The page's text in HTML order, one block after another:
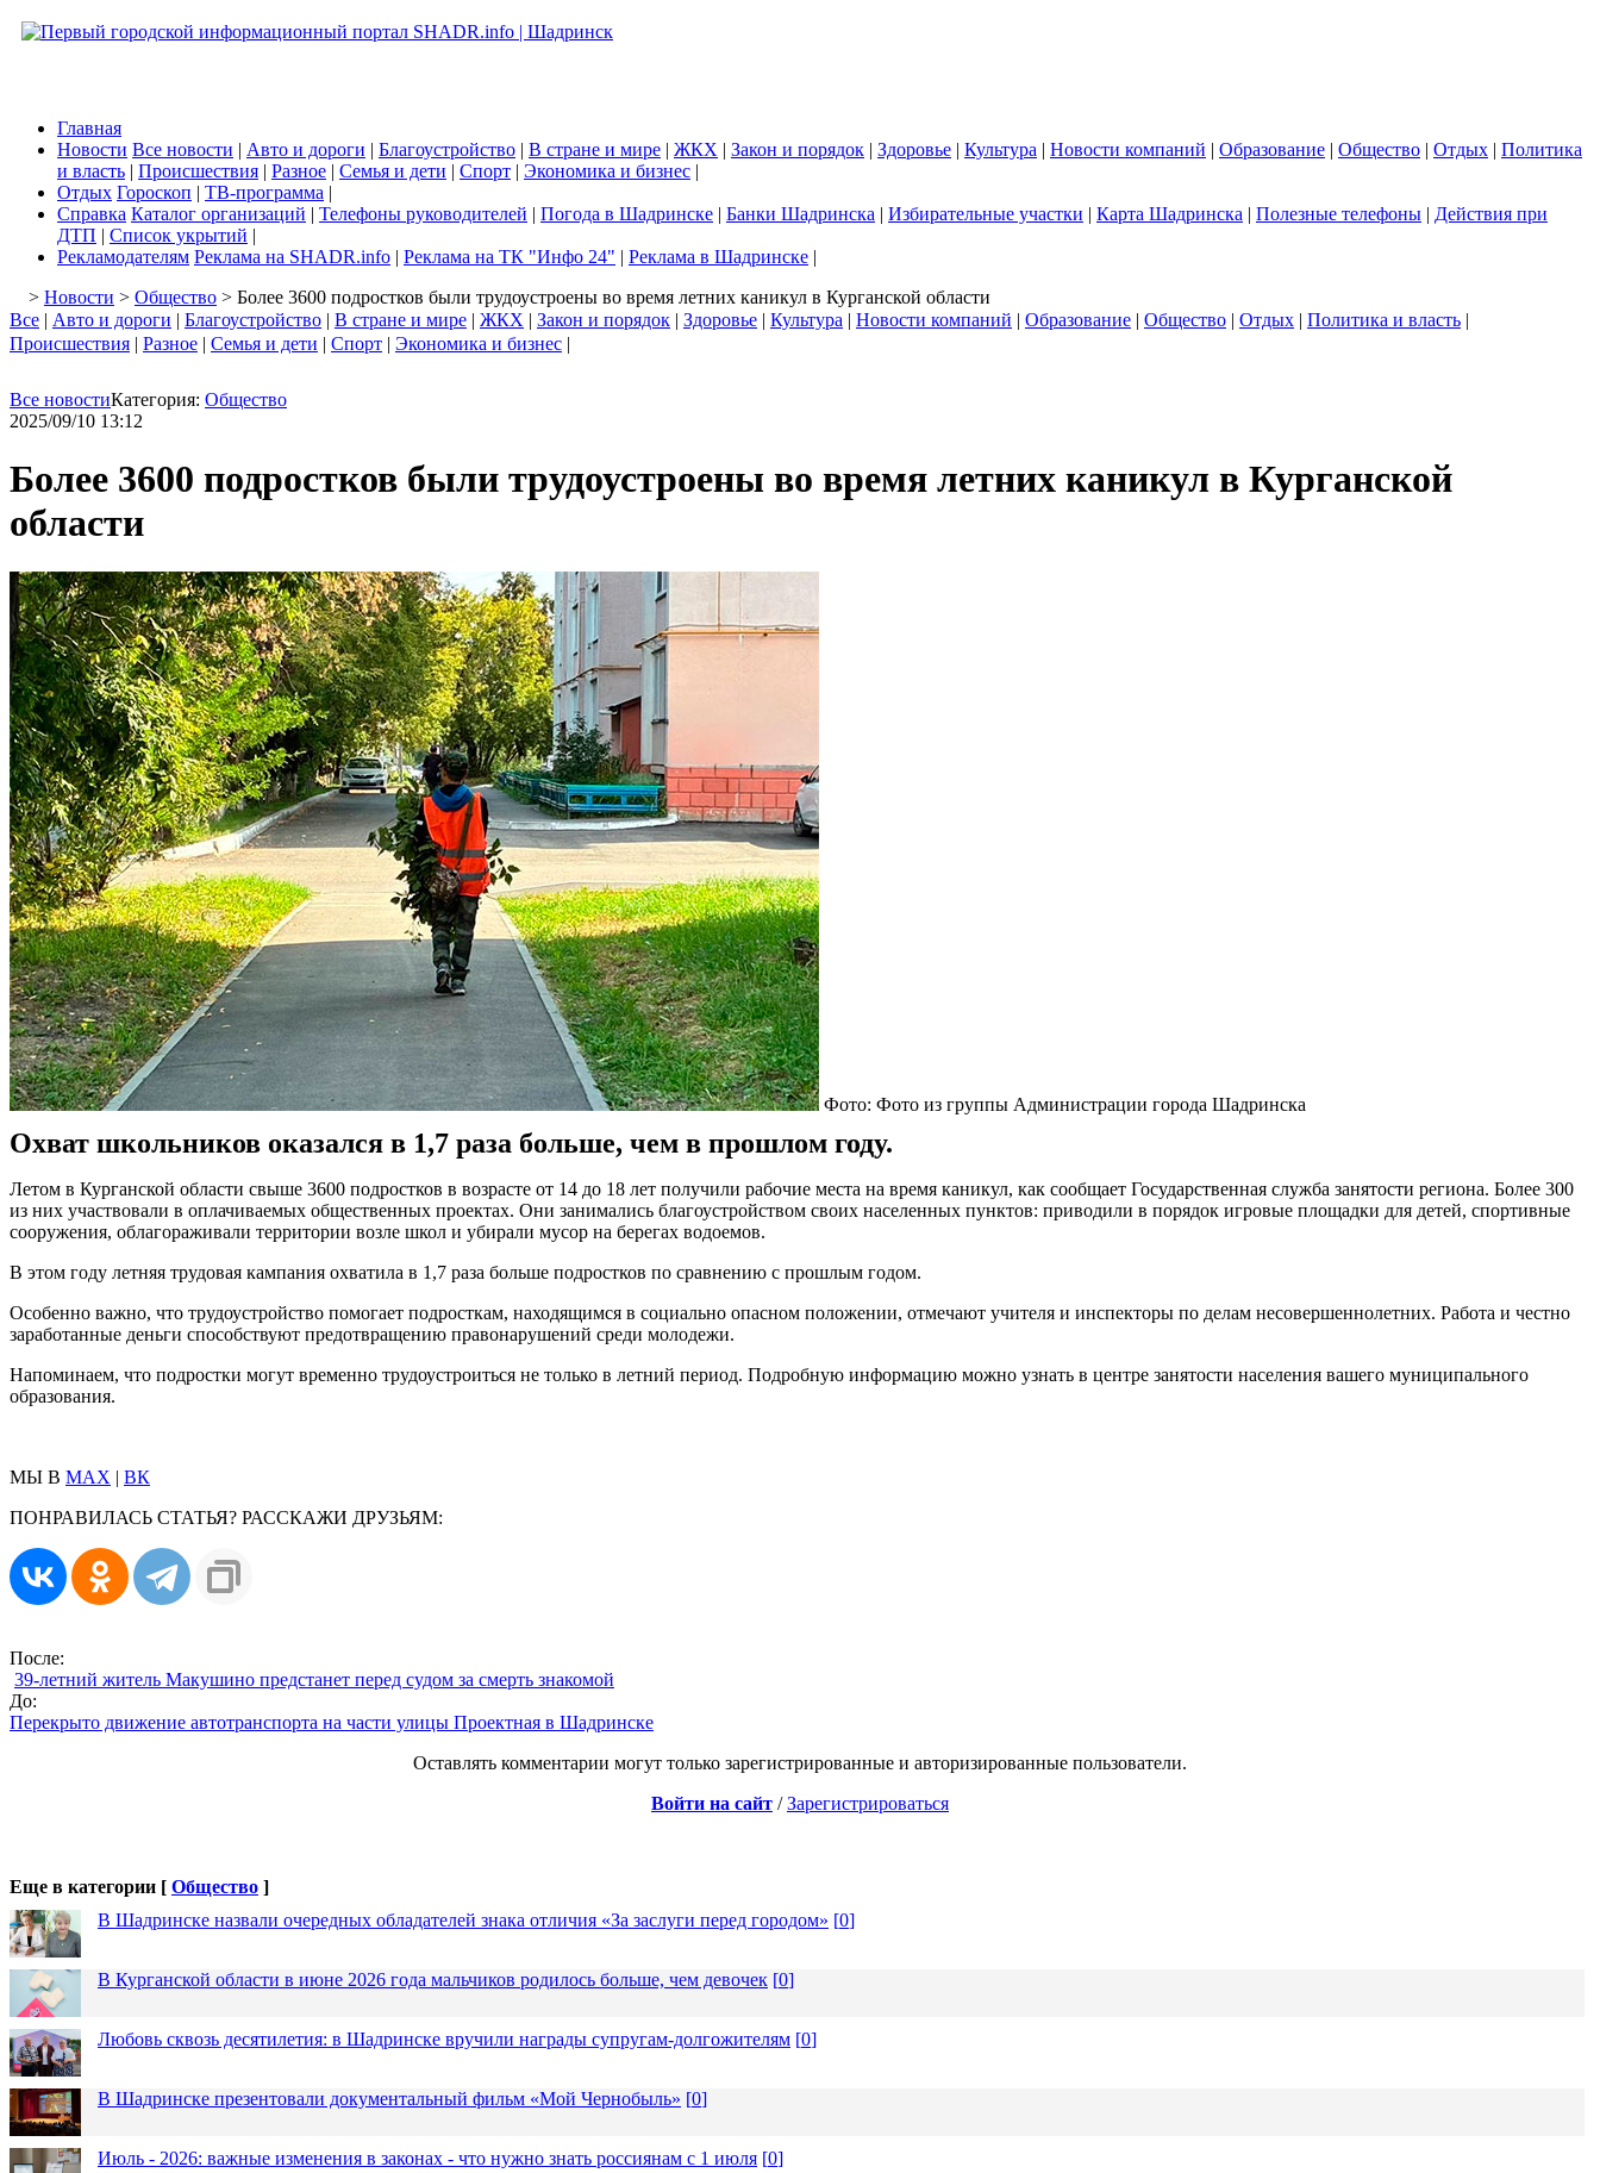
Главная
Новости Все новости | Авто и дороги | Благоустройство | В стране и мире | ЖКХ | Закон и порядок | Здоровье | Культура | Новости компаний | Образование | Общество | Отдых | Политика
и власть | Происшествия | Разное | Семья и дети | Спорт | Экономика и бизнес |
Отдых Гороскоп | ТВ-программа |
Справка Каталог организаций | Телефоны руководителей | Погода в Шадринске | Банки Шадринска | Избирательные участки | Карта Шадринска | Полезные телефоны | Действия при
ДТП | Список укрытий |
Рекламодателям Реклама на SHADR.info | Реклама на ТК "Инфо 24" | Реклама в Шадринске |
> Новости > Общество > Более 3600 подростков были трудоустроены во время летних каникул в Курганской области
Все | Авто и дороги | Благоустройство | В стране и мире | ЖКХ | Закон и порядок | Здоровье | Культура | Новости компаний | Образование | Общество | Отдых | Политика и власть |
Происшествия | Разное | Семья и дети | Спорт | Экономика и бизнес |
Все новостиКатегория: Общество
2025/09/10 13:12
Более 3600 подростков были трудоустроены во время летних каникул в Курганской
области
Фото: Фото из группы Администрации города Шадринска
Охват школьников оказался в 1,7 раза больше, чем в прошлом году.
Летом в Курганской области свыше 3600 подростков в возрасте от 14 до 18 лет получили рабочие места на время каникул, как сообщает Государственная служба занятости региона. Более 300
из них участвовали в оплачиваемых общественных проектах. Они занимались благоустройством своих населенных пунктов: приводили в порядок игровые площадки для детей, спортивные
сооружения, облагораживали территории возле школ и убирали мусор на берегах водоемов.
В этом году летняя трудовая кампания охватила в 1,7 раза больше подростков по сравнению с прошлым годом.
Особенно важно, что трудоустройство помогает подросткам, находящимся в социально опасном положении, отмечают учителя и инспекторы по делам несовершеннолетних. Работа и честно
заработанные деньги способствуют предотвращению правонарушений среди молодежи.
Напоминаем, что подростки могут временно трудоустроиться не только в летний период. Подробную информацию можно узнать в центре занятости населения вашего муниципального
образования.
МЫ В MAX | ВК
ПОНРАВИЛАСЬ СТАТЬЯ? РАССКАЖИ ДРУЗЬЯМ:
После:
39-летний житель Макушино предстанет перед судом за смерть знакомой
До:
Перекрыто движение автотранспорта на части улицы Проектная в Шадринске
Оставлять комментарии могут только зарегистрированные и авторизированные пользователи.
Войти на сайт /Зарегистрироваться
Еще в категории [ Общество ]
В Шадринске назвали очередных обладателей знака отличия «За заслуги перед городом» [0]
В Курганской области в июне 2026 года мальчиков родилось больше, чем девочек [0]
Любовь сквозь десятилетия: в Шадринске вручили награды супругам-долгожителям [0]
В Шадринске презентовали документальный фильм «Мой Чернобыль» [0]
Июль - 2026: важные изменения в законах - что нужно знать россиянам с 1 июля [0]